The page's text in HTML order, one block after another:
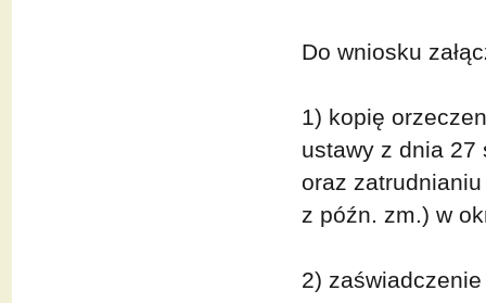
Do wniosku
1) kopię
ustawy z dnia 27
oraz
z późn. zm.) w
2)